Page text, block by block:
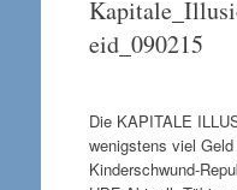
eid_090215
Die KAPITALE
wenigstens viel
Kinderschwund-